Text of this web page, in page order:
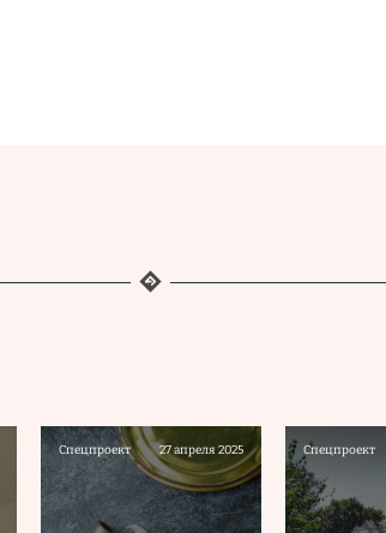
Спецпроект 27 апреля 2025 Спецпроект